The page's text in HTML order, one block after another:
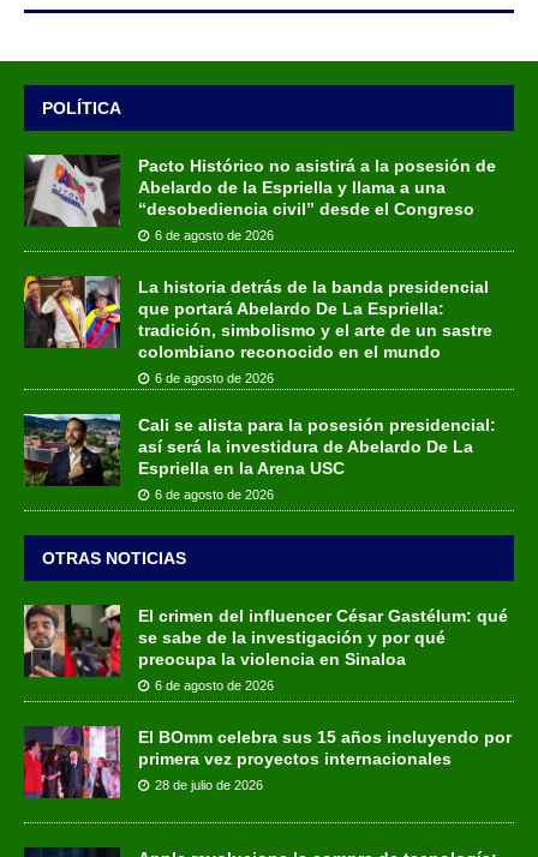
POLÍTICA
Pacto Histórico no asistirá a la posesión de
Abelardo de la Espriella y llama a una
“desobediencia civil” desde el Congreso
6 de agosto de 2026
La historia detrás de la banda presidencial
que portará Abelardo De La Espriella:
tradición, simbolismo y el arte de un sastre
colombiano reconocido en el mundo
6 de agosto de 2026
Cali se alista para la posesión presidencial:
así será la investidura de Abelardo De La
Espriella en la Arena USC
6 de agosto de 2026
OTRAS NOTICIAS
El crimen del influencer César Gastélum: qué
se sabe de la investigación y por qué
preocupa la violencia en Sinaloa
6 de agosto de 2026
El BOmm celebra sus 15 años incluyendo por
primera vez proyectos internacionales
28 de julio de 2026